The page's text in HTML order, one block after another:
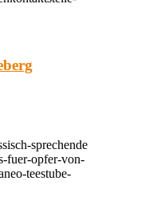
sprechende
fuer-opfer-von-
teestube-